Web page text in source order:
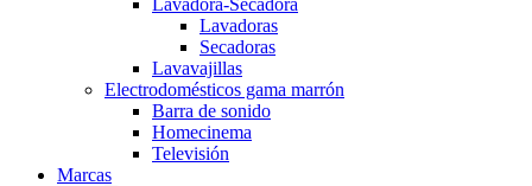
Lavadoras
Secadoras
Lavavajillas
Electrodomésticos gama marrón
Barra de sonido
Homecinema
Televisión
Marcas